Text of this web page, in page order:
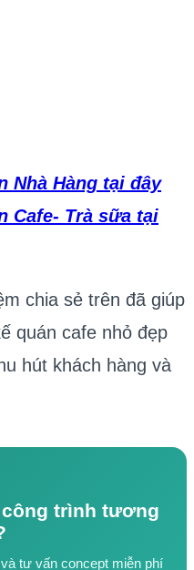
Nhà Hàng tại đây
Cafe- Trà sữa tại
chia sẻ trên đã giúp
quán cafe nhỏ đẹp
hút khách hàng và
trình tương
tư vấn concept miễn phí